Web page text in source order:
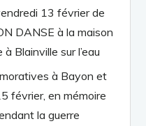
13 février de
DANSE à la maison
Blainville sur l’eau
à Bayon et
février, en mémoire
la guerre